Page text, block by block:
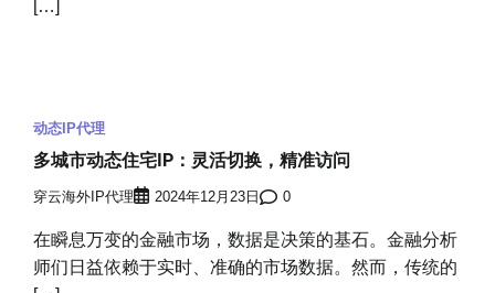
[…]
动态IP代理
多城市动态住宅IP：灵活切换，精准访问
穿云海外IP代理 2024年12月23日 0
在瞬息万变的金融市场，数据是决策的基石。金融分析
师们日益依赖于实时、准确的市场数据。然而，传统的